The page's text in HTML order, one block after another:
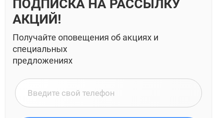
ПОДПИСКА НА РАССЫЛКУ
АКЦИЙ!
Получайте оповещения об акциях и
специальных
предложениях